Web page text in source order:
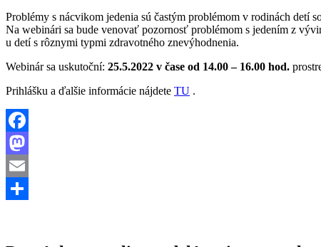
Problémy s nácvikom jedenia sú častým problémom v rodinách detí
Na webinári sa bude venovať pozornosť problémom s jedením z
u detí s rôznymi typmi zdravotného znevýhodnenia.
Webinár sa uskutoční: 25.5.2022 v čase od 14.00 – 16.00 hod.
Prihlášku a ďalšie informácie nájdete TU .
Facebook
Mastodon
Email